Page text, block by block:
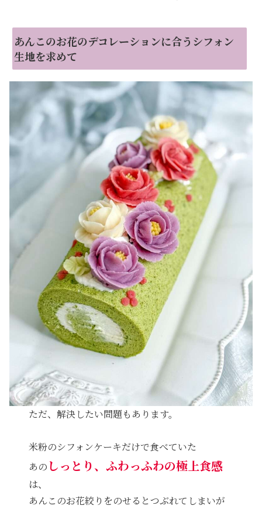
あんこのお花のデコレーションに合うシフォン
生地を求めて
ただ、解決したい問題もあります。
米粉のシフォンケーキだけで食べていた
あのしっとり、ふわっふわの極上食感
は、
あんこのお花絞りをのせるとつぶれてしまいが